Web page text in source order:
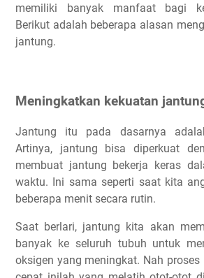
memiliki banyak manfaat bagi
Berikut adalah beberapa alasan
jantung.
Meningkatkan kekuatan
Jantung itu pada dasarnya
Artinya, jantung bisa diperkuat
membuat jantung bekerja keras
waktu. Ini sama seperti saat kita
beberapa menit secara rutin.
Saat berlari, jantung kita akan
banyak ke seluruh tubuh untuk
oksigen yang meningkat. Nah